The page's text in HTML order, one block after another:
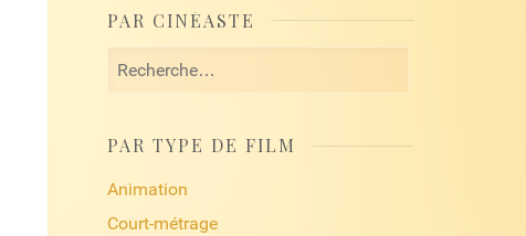
PAR CINÉASTE
PAR TYPE DE FILM
Animation
Court-métrage